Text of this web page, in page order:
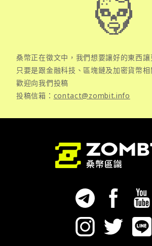
桑幣正在徵文中，我們想要讓好的東西讓
只要是跟金融科技、區塊鏈及加密貨幣
歡迎向我們投稿
投稿信箱： contact@zombit.info